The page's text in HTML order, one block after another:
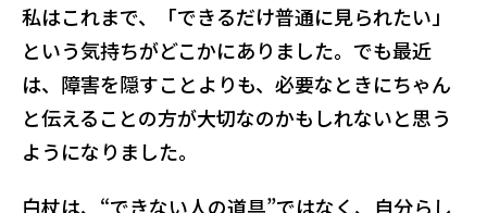
私はこれまで、「できるだけ普通に見られたい」
という気持ちがどこかにありました。でも最近
は、障害を隠すことよりも、必要なときにちゃん
と伝えることの方が大切なのかもしれないと思う
ようになりました。
白杖は、“できない人の道具”ではなく、自分らし